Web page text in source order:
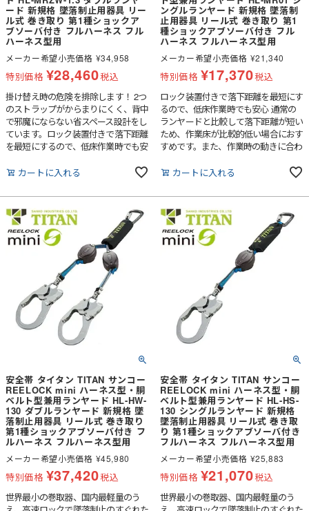
ード 新規格 墜落制止用器具 リー
ル式 巻き取り 第1種ショックア
ブソーバ付き フルハーネス フル
ハーネス型用
メーカー希望小売価格 ¥34,958
特別価格 ¥28,460税込
掛け替え時の危険を排除します！ 2つ
のストラップがからまりにくく、背中
で邪魔にならない省スペース設計をし
ています。ロック装置付きで落下距離
を最短にするので、低床作業時でも安
カートに入れる
ングルランヤード 新規格 墜落制
止用器具 リール式 巻き取り 第1
種ショックアブソーバ付き フル
ハーネス フルハーネス型用
メーカー希望小売価格 ¥21,340
特別価格 ¥17,370税込
ロック装置付きで落下距離を最短にす
るので、低床作業時でも安心 通常の
ランヤードと比較して落下距離が短い
ため、作業床が比較的低い場合におす
すめです。また、作業時の動きに合わ
たれ、作業時に引っかからず邪魔にな
ップが繰り出されると瞬時に停止し、
落下距離と衝撃荷重を最小に抑えるこ
とができます。
カートに入れる
安全帯 タイタン TITAN サンコー
REELOCK mini ハーネス型・胴
ベルト型兼用ランヤード HL-HW-
130 ダブルランヤード 新規格 墜
落制止用器具 リール式 巻き取り
第1種ショックアブソーバ付き フ
ルハーネス フルハーネス型用
メーカー希望小売価格 ¥45,980
特別価格 ¥37,420税込
世界最小の巻取器、国内最軽量のう
安全帯 タイタン TITAN サンコー
REELOCK mini ハーネス型・胴
ベルト型兼用ランヤード HL-HS-
130 シングルランヤード 新規格
墜落制止用器具 リール式 巻き取
り 第1種ショックアブソーバ付き
フルハーネス フルハーネス型用
メーカー希望小売価格 ¥25,883
特別価格 ¥21,070税込
世界最小の巻取器、国内最軽量のう